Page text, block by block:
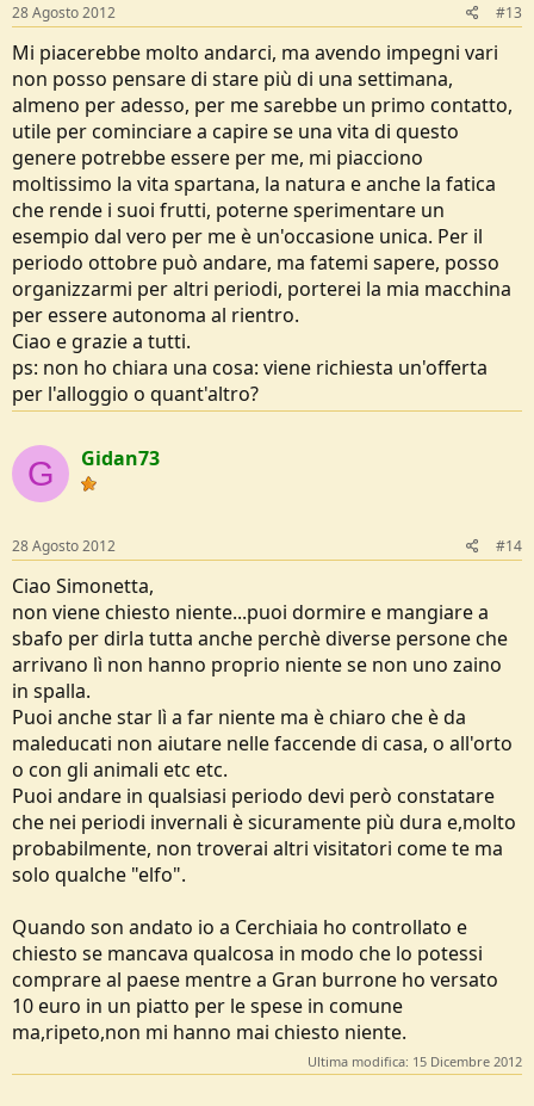
28 Agosto 2012 #13
Mi piacerebbe molto andarci, ma avendo impegni vari
non posso pensare di stare più di una settimana,
almeno per adesso, per me sarebbe un primo contatto,
utile per cominciare a capire se una vita di questo
genere potrebbe essere per me, mi piacciono
moltissimo la vita spartana, la natura e anche la fatica
che rende i suoi frutti, poterne sperimentare un
esempio dal vero per me è un'occasione unica. Per il
periodo ottobre può andare, ma fatemi sapere, posso
organizzarmi per altri periodi, porterei la mia macchina
per essere autonoma al rientro.
Ciao e grazie a tutti.
ps: non ho chiara una cosa: viene richiesta un'offerta
per l'alloggio o quant'altro?
G Gidan73
28 Agosto 2012 #14
Ciao Simonetta,
non viene chiesto niente...puoi dormire e mangiare a
sbafo per dirla tutta anche perchè diverse persone che
arrivano lì non hanno proprio niente se non uno zaino
in spalla.
Puoi anche star lì a far niente ma è chiaro che è da
maleducati non aiutare nelle faccende di casa, o all'orto
o con gli animali etc etc.
Puoi andare in qualsiasi periodo devi però constatare
che nei periodi invernali è sicuramente più dura e,molto
probabilmente, non troverai altri visitatori come te ma
solo qualche "elfo".
Quando son andato io a Cerchiaia ho controllato e
chiesto se mancava qualcosa in modo che lo potessi
comprare al paese mentre a Gran burrone ho versato
10 euro in un piatto per le spese in comune
ma,ripeto,non mi hanno mai chiesto niente.
Ultima modifica: 15 Dicembre 2012